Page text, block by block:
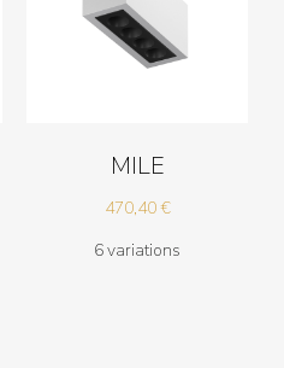
MILE
470,40€
6 variations